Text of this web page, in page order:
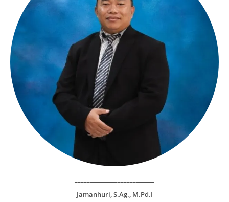
Jamanhuri, S.Ag., M.Pd.I